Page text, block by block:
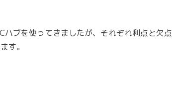
ブを使ってきましたが、それぞれ利点と欠点
す。